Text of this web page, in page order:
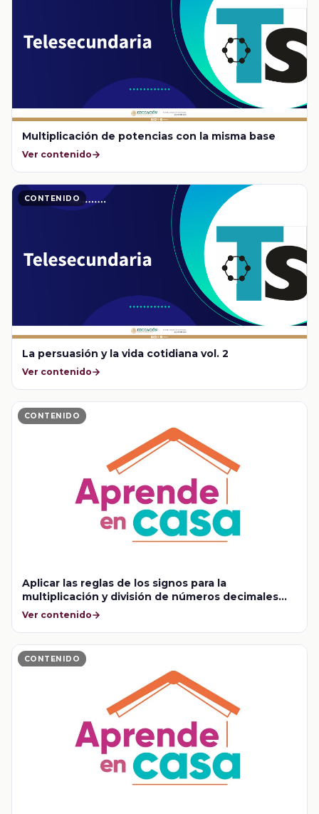
Multiplicación de potencias con la misma base
Ver contenido
CONTENIDO
La persuasión y la vida cotidiana vol. 2
Ver contenido
CONTENIDO
Aplicar las reglas de los signos para la
multiplicación y división de números decimales
positivos y negativos
Ver contenido
CONTENIDO